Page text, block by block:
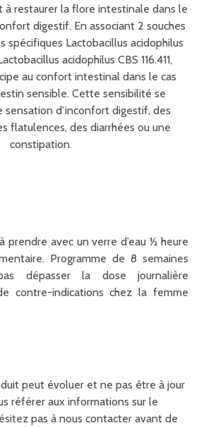
à restaurer la flore intestinale dans le
digestif. En associant 2 souches
spécifiques Lactobacillus acidophilus
acidophilus CBS 116.411,
au confort intestinal dans le cas
sensible. Cette sensibilité se
sensation d’inconfort digestif, des
flatulences, des diarrhées ou une
constipation.
prendre avec un verre d’eau ½ heure
Programme de 8 semaines
dépasser la dose journalière
contre-indications chez la femme
peut évoluer et ne pas être à jour
référer aux informations sur le
pas à nous contacter avant de